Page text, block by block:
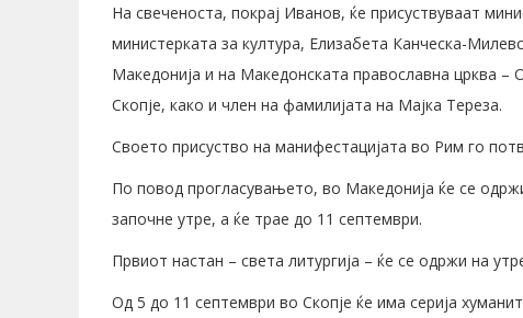
На свеченоста, покрај Иванов, ќе присуствуваат
министерката за култура, Елизабета Канческа-
Македонија и на Македонската православна црква –
Скопје, како и член на фамилијата на Мајка Тереза.
Своето присуство на манифестацијата во Рим го
По повод прогласувањето, во Македонија ќе се
започне утре, а ќе трае до 11 септември.
Првиот настан – света литургија – ќе се одржи на
Од 5 до 11 септември во Скопје ќе има серија